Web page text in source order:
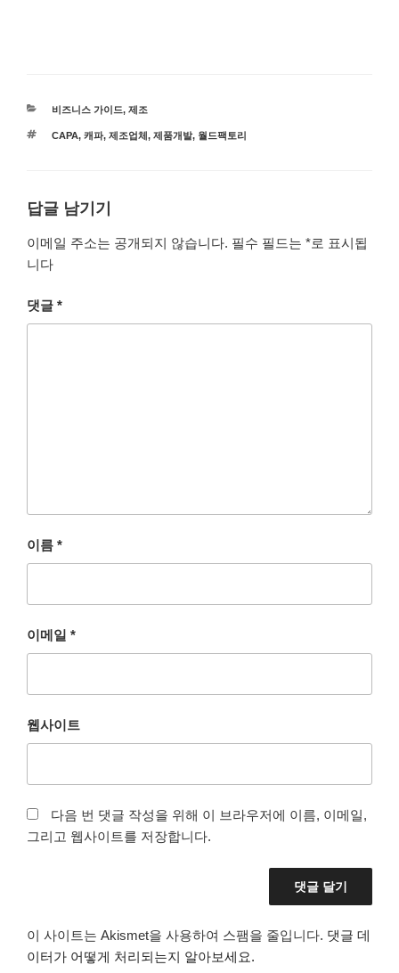
카
고
비즈니스 가이드, 제조
태
CAPA, 캐파, 제조업체, 제품개발, 월드팩토리
답글 남기기
이메일 주소는 공개되지 않습니다. 필수 필드는 *로 표시됩
니다
댓글 *
이름 *
이메일 *
웹사이트
다음 번 댓글 작성을 위해 이 브라우저에 이름, 이메일,
그리고 웹사이트를 저장합니다.
이 사이트는 Akismet을 사용하여 스팸을 줄입니다. 댓글 데
이터가 어떻게 처리되는지 알아보세요.